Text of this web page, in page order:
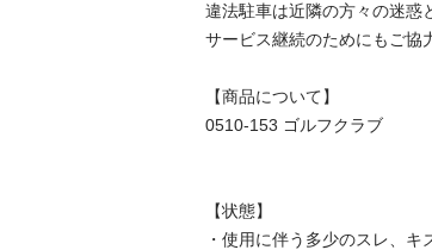
違法駐車は近隣の方々の迷惑
サービス継続のためにもご協
【商品について】
0510-153 ゴルフクラブ
【状態】
・使用に伴う多少のスレ、